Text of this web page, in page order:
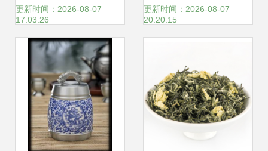
都可能藏着这个致
命陷阱
更新时间：2026-08-07
17:03:26
中珍品
更新时间：2026-08-07
20:20:15